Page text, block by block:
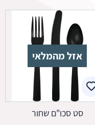
אזל מהמלאי
סט סכו"ם שחור